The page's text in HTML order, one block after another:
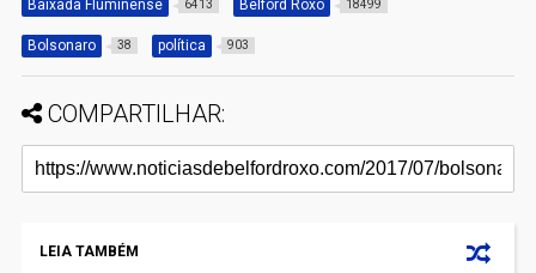
Baixada Fluminense 6413 Belford Roxo 18499
Bolsonaro 38 política 903
COMPARTILHAR:
LEIA TAMBÉM